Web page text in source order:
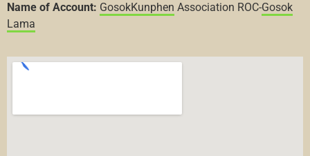
Name of Account: GosokKunphen Association ROC-Gosok
Lama